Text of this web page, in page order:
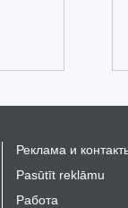
Реклама и
Pasūtīt reklāmu
Работа